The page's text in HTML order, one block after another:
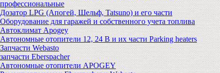
профессиональные
Дозатор LPG (Апогей, Шельф, Tatsuno) и его части
Оборудование для гаражей и собственного учета топлива
Автоклимат Apogey
Автономные отопители 12, 24 В и их части Parking heaters
Запчасти Webasto
запчасти Eberspacher
Автономные отопители APOGEY